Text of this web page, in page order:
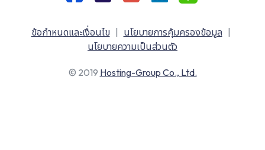
ข้อกำหนดและเงื่อนไข | นโยบายการคุ้มครองข้อมูล |
นโยบายความเป็นส่วนตัว
© 2019 Hosting-Group Co., Ltd.